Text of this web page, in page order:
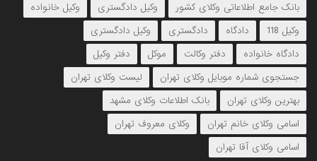
بانک جامع اطلاعاتی وکلای کشور
وکیل دادگستری
وکیل خانواده
وکیل 118
دادگاه دادگستری
وکیل دادگستری
دادگاه خانواده
دفتر وکالت موکل
دفتر وکیل
جستجوی شماره موبایل وکلای تهران
لیست وکلای تهران
بهترین وکلای تهران
بانک اطلاعات وکلای مشهد
اسامی وکلای خانم تهران
وکلای معروف تهران
اسامی وکلای آقا تهران